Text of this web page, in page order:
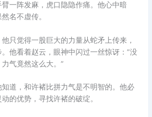
一阵发麻，虎口隐隐作痛。他心中暗
名不虚传。
只觉得一股巨大的力量从蛇矛上传来，
他看着赵云，眼神中闪过一丝惊讶：”没
气竟然这么大。”
道，和许褚比拼力气是不明智的。他必
的优势，寻找许褚的破绽。